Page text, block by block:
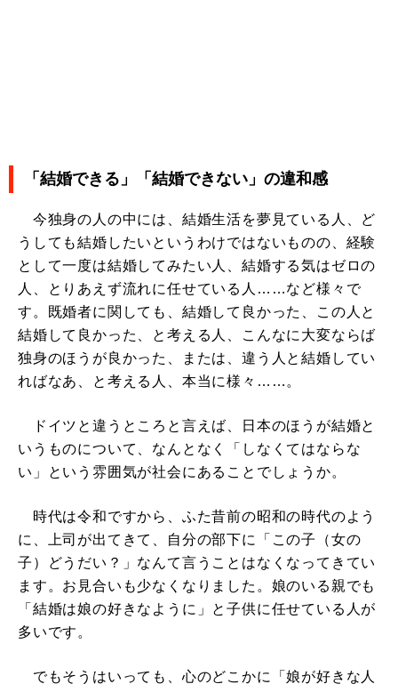
「結婚できる」「結婚できない」の違和感
今独身の人の中には、結婚生活を夢見ている人、ど
うしても結婚したいというわけではないものの、経験
として一度は結婚してみたい人、結婚する気はゼロの
人、とりあえず流れに任せている人……など様々で
す。既婚者に関しても、結婚して良かった、この人と
結婚して良かった、と考える人、こんなに大変ならば
独身のほうが良かった、または、違う人と結婚してい
ればなあ、と考える人、本当に様々……。
ドイツと違うところと言えば、日本のほうが結婚と
いうものについて、なんとなく「しなくてはならな
い」という雰囲気が社会にあることでしょうか。
時代は令和ですから、ふた昔前の昭和の時代のよう
に、上司が出てきて、自分の部下に「この子（女の
子）どうだい？」なんて言うことはなくなってきてい
ます。お見合いも少なくなりました。娘のいる親でも
「結婚は娘の好きなように」と子供に任せている人が
多いです。
でもそうはいっても、心のどこかに「娘が好きな人